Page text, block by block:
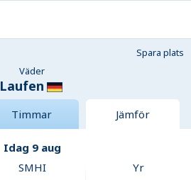
Spara plats
Väder
Laufen
Timmar Jämför
Idag 9 aug
SMHI Yr